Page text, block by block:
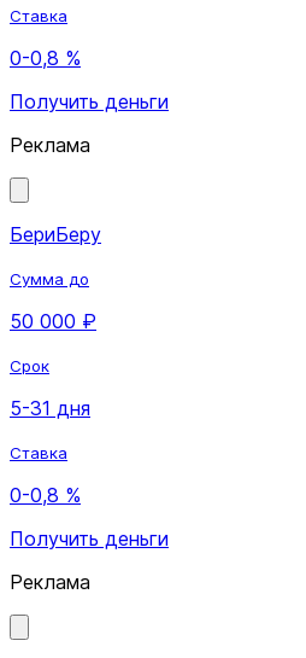
Ставка
0-0,8 %
Получить деньги
Реклама
БериБеру
Сумма до
50 000 ₽
Срок
5-31 дня
Ставка
0-0,8 %
Получить деньги
Реклама